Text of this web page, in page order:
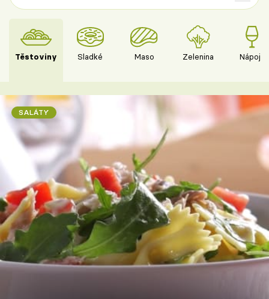
Těstoviny Sladké Maso Zelenina Nápoje
SALÁTY